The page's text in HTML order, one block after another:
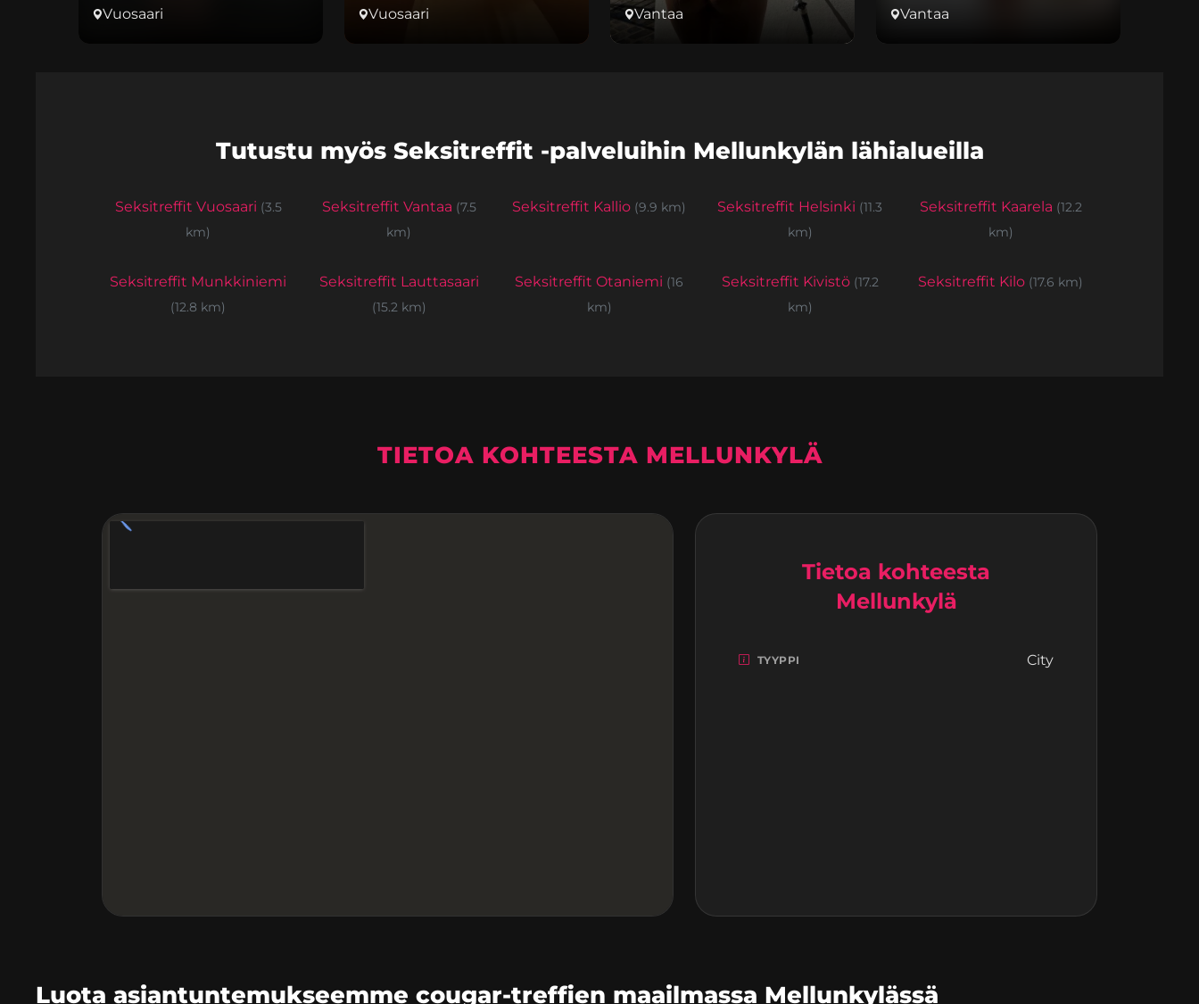
Vuosaari Vuosaari Vantaa Vantaa
Tutustu myös Seksitreffit -palveluihin Mellunkylän lähialueilla
Seksitreffit Vuosaari (3.5
km)
Seksitreffit Vantaa (7.5
km)
Seksitreffit Kallio (9.9 km) Seksitreffit Helsinki (11.3
km)
Seksitreffit Kaarela (12.2
km)
Seksitreffit Munkkiniemi
(12.8 km)
Seksitreffit Lauttasaari
(15.2 km)
Seksitreffit Otaniemi (16
km)
Seksitreffit Kivistö (17.2
km)
Seksitreffit Kilo (17.6 km)
TIETOA KOHTEESTA MELLUNKYLÄ
Tietoa kohteesta
Mellunkylä
TYYPPI City
Luota asiantuntemukseemme cougar-treffien maailmassa Mellunkylässä